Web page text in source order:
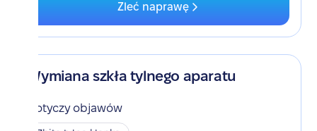
Zleć naprawę
Wymiana szkła tylnego aparatu
Dotyczy objawów